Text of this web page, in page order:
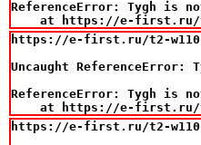
ReferenceError: Tygh is
at https://e-
https://e-first.ru/t2-
Uncaught ReferenceError:
ReferenceError: Tygh is
at https://e-
https://e-first.ru/t2-